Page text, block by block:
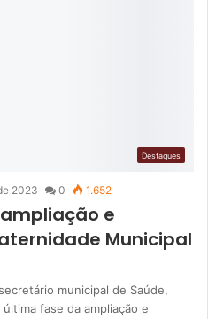
Destaques
2023 0 1.652
e
Municipal
municipal de Saúde,
fase da ampliação e